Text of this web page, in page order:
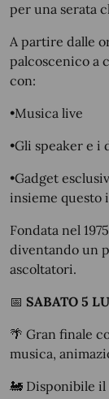
per una serata
A partire dalle
palcoscenico a
con:
•Musica live
•Gli speaker e i
•Gadget
insieme questo
Fondata nel
diventando un
ascoltatori.
📅 SABATO 5
🌴 Gran finale
musica,
🚂 Disponibile